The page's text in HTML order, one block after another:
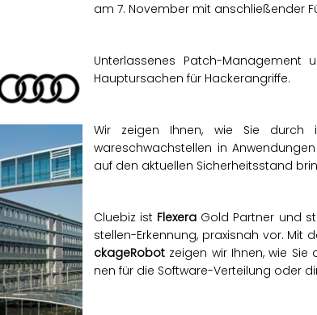
am 7. No­vem­ber mit an­schlie­ßen­der
Un­ter­las­se­nes Patch-Ma­nage­ment
Haupt­ur­sa­chen für Ha­cker­an­grif­fe.
Wir zei­gen Ihnen, wie Sie durch
wareschwach­stel­len in
auf den ak­tu­el­len Si­cher­heits­stand
Clue­biz ist Fle­x­e­ra Gold Part­ner und
stel­len-Er­ken­nung, pra­xis­nah vor. Mit
cka­ge­Ro­botzei­gen wir Ihnen, wie
nen für die Soft­ware-Ver­tei­lung oder